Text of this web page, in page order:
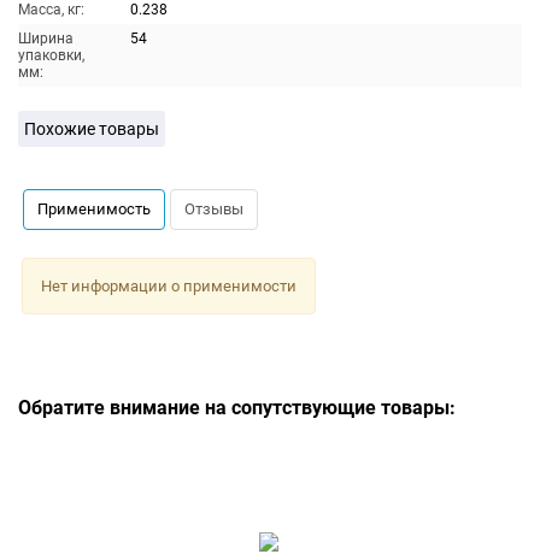
Масса, кг:
0.238
Ширина
упаковки,
мм:
54
Похожие товары
Применимость Отзывы
Нет информации о применимости
Обратите внимание на сопутствующие товары: